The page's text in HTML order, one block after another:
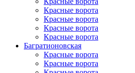
Красные ворота
Красные ворота
Красные ворота
Красные ворота
Багратионовская
Красные ворота
Красные ворота